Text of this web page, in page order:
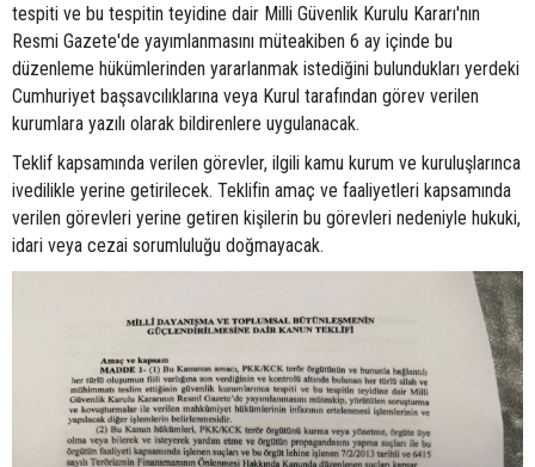
tespiti ve bu tespitin teyidine dair Milli Güvenlik Kurulu Kararı'nın
Resmi Gazete'de yayımlanmasını müteakiben 6 ay içinde bu
düzenleme hükümlerinden yararlanmak istediğini bulundukları yerdeki
Cumhuriyet başsavcılıklarına veya Kurul tarafından görev verilen
kurumlara yazılı olarak bildirenlere uygulanacak.
Teklif kapsamında verilen görevler, ilgili kamu kurum ve kuruluşlarınca
ivedilikle yerine getirilecek. Teklifin amaç ve faaliyetleri kapsamında
verilen görevleri yerine getiren kişilerin bu görevleri nedeniyle hukuki,
idari veya cezai sorumluluğu doğmayacak.